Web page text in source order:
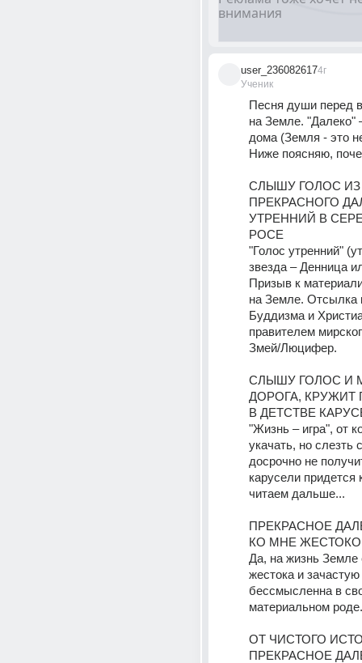
user_236082617
Ученик
4г
Песня души перед
на Земле. "Далеко"
дома (Земля - это
Ниже поясняю,
СЛЫШУ ГОЛОС ИЗ
ПРЕКРАСНОГО
УТРЕННИЙ В
РОСЕ
"Голос утренний"
звезда – Денница
Призыв к
на Земле. Отсылка
Буддизма и
правителем
Змей/Люцифер.
СЛЫШУ ГОЛОС И
ДОРОГА, КРУЖИТ
В ДЕТСТВЕ
"Жизнь – игра", от
укачать, но слезть
досрочно не
карусели придется
читаем дальше...
ПРЕКРАСНОЕ
КО МНЕ ЖЕСТОКО
Да, на жизнь Земле
жестока и зачастую
бессмысленна в
материальном роде.
ОТ ЧИСТОГО
ПРЕКРАСНОЕ